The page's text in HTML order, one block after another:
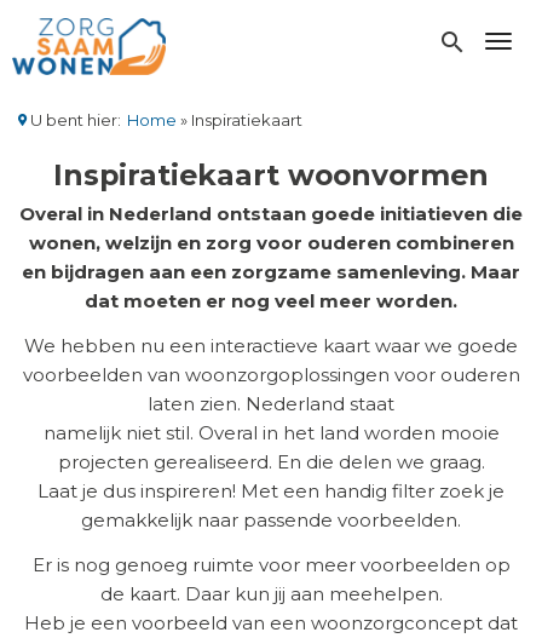
naar
de
gaan
search
U bent hier: Home Inspiratiekaart
Inspiratiekaart woonvormen
Overal in Nederland ontstaan goede initiatieven die
wonen, welzijn en zorg voor ouderen combineren
en bijdragen aan een zorgzame samenleving. Maar
dat moeten er nog veel meer worden.
We hebben nu een interactieve kaart waar we goede
voorbeelden van woonzorgoplossingen voor ouderen
laten zien. Nederland staat
namelijk niet stil. Overal in het land worden mooie
projecten gerealiseerd. En die delen we graag.
Laat je dus inspireren! Met een handig filter zoek je
gemakkelijk naar passende voorbeelden.
Er is nog genoeg ruimte voor meer voorbeelden op
de kaart. Daar kun jij aan meehelpen.
Heb je een voorbeeld van een woonzorgconcept dat